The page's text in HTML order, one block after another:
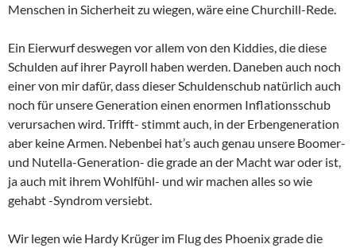
Menschen in Sicherheit zu wiegen, wäre eine Churchill-Rede.
Ein Eierwurf deswegen vor allem von den Kiddies, die diese
Schulden auf ihrer Payroll haben werden. Daneben auch noch
einer von mir dafür, dass dieser Schuldenschub natürlich auch
noch für unsere Generation einen enormen Inflationsschub
verursachen wird. Trifft- stimmt auch, in der Erbengeneration
aber keine Armen. Nebenbei hat’s auch genau unsere Boomer-
und Nutella-Generation- die grade an der Macht war oder ist,
ja auch mit ihrem Wohlfühl- und wir machen alles so wie
gehabt -Syndrom versiebt.
Wir legen wie Hardy Krüger im Flug des Phoenix grade die